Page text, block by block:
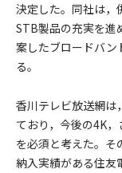
決定した。同社は，
STB製品の充実を進
案したブロードバン
る。
香川テレビ放送網は
ており，今後の4K
を必須と考えた。そ
納入実績がある住友